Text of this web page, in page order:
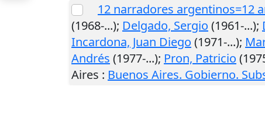
12 narradores argentinos=12
(1968-...); Delgado, Sergio (1961-...);
Incardona, Juan Diego (1971-...);
Andrés (1977-...); Pron, Patricio
Aires : Buenos Aires. Gobierno.